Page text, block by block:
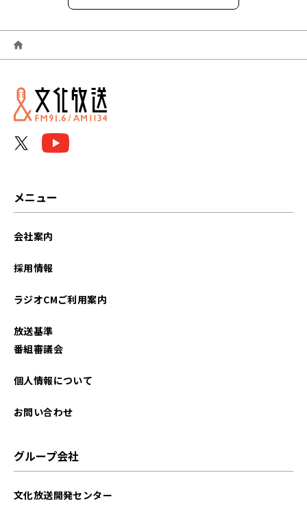
2024年12月
2024年11月
2024年10月
2024年01月
2023年10月
メニュー
会社案内
採用情報
ラジオCMご利用案内
放送基準
番組審議会
個人情報について
お問い合わせ
グループ会社
文化放送開発センター